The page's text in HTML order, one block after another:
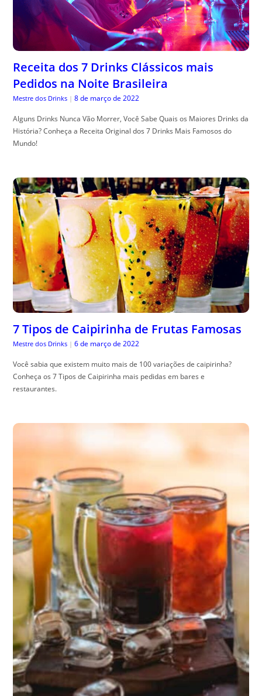
Receita dos 7 Drinks Clássicos mais
Pedidos na Noite Brasileira
Mestre dos Drinks | 8 de março de 2022
Alguns Drinks Nunca Vão Morrer, Você Sabe Quais os Maiores Drinks da
História? Conheça a Receita Original dos 7 Drinks Mais Famosos do
Mundo!
7 Tipos de Caipirinha de Frutas Famosas
Mestre dos Drinks | 6 de março de 2022
Você sabia que existem muito mais de 100 variações de caipirinha?
Conheça os 7 Tipos de Caipirinha mais pedidas em bares e
restaurantes.